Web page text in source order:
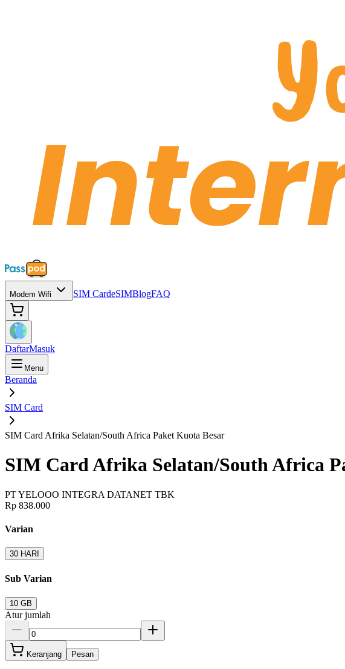
Modem Wifi SIM CardeSIMBlogFAQ
DaftarMasuk
Menu
Beranda
SIM Card
SIM Card Afrika Selatan/South Africa Paket Kuota Besar
SIM Card Afrika Selatan/South Africa
PT YELOOO INTEGRA DATANET TBK
Rp 838.000
Varian
30 HARI
Sub Varian
10 GB
Atur jumlah
Keranjang Pesan